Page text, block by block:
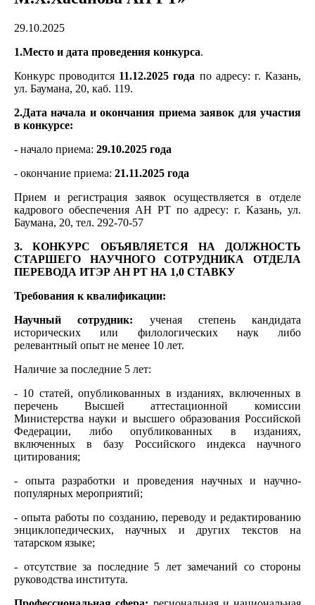
29.10.2025
1.Место и дата проведения конкурса.
Конкурс проводится 11.12.2025 года по адресу: г. Казань,
ул. Баумана, 20, каб. 119.
2.Дата начала и окончания приема заявок для участия
в конкурсе:
- начало приема: 29.10.2025 года
- окончание приема: 21.11.2025 года
Прием и регистрация заявок осуществляется в отделе
кадрового обеспечения АН РТ по адресу: г. Казань, ул.
Баумана, 20, тел. 292-70-57
3. КОНКУРС ОБЪЯВЛЯЕТСЯ НА ДОЛЖНОСТЬ
СТАРШЕГО НАУЧНОГО СОТРУДНИКА ОТДЕЛА
ПЕРЕВОДА ИТЭР АН РТ НА 1,0 СТАВКУ
Требования к квалификации:
Научный сотрудник: ученая степень кандидата
исторических или филологических наук либо
релевантный опыт не менее 10 лет.
Наличие за последние 5 лет:
- 10 статей, опубликованных в изданиях, включенных в
перечень Высшей аттестационной комиссии
Министерства науки и высшего образования Российской
Федерации, либо опубликованных в изданиях,
включенных в базу Российского индекса научного
цитирования;
- опыта разработки и проведения научных и научно-
популярных мероприятий;
- опыта работы по созданию, переводу и редактированию
энциклопедических, научных и других текстов на
татарском языке;
- отсутствие за последние 5 лет замечаний со стороны
руководства института.